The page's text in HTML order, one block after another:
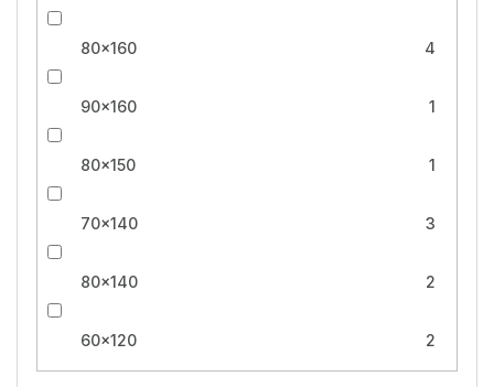
80x160 4
90x160 1
80x150 1
70x140 3
80x140 2
60x120 2